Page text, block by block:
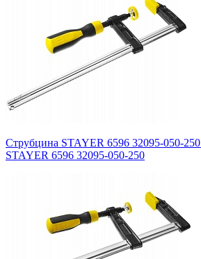
Струбцина STAYER 6596 32095-050-250
STAYER 6596 32095-050-250